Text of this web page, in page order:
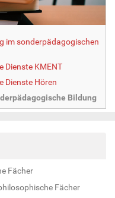
im sonderpädagogischen
Dienste KMENT
Dienste Hören
Bildung
Fächer
Fächer